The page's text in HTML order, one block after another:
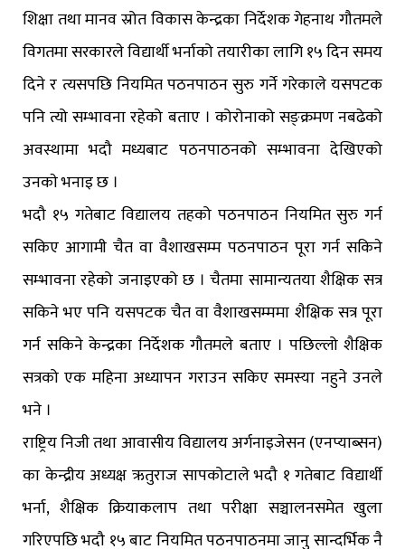
शिक्षा तथा मानव स्रोत विकास केन्द्रका निर्देशक गेहनाथ गौतमले
विगतमा सरकारले विद्यार्थी भर्नाको तयारीका लागि १५ दिन समय
दिने र त्यसपछि नियमित पठनपाठन सुरु गर्ने गरेकाले यसपटक
पनि त्यो सम्भावना रहेको बताए । कोरोनाको सङ्क्रमण नबढेको
अवस्थामा भदौ मध्यबाट पठनपाठनको सम्भावना देखिएको
उनकाे भनाइ छ ।
भदौ १५ गतेबाट विद्यालय तहको पठनपाठन नियमित सुरु गर्न
सकिए आगामी चैत वा वैशाखसम्म पठनपाठन पूरा गर्न सकिने
सम्भावना रहेको जनाइएको छ । चैतमा सामान्यतया शैक्षिक सत्र
सकिने भए पनि यसपटक चैत वा वैशाखसम्ममा शैक्षिक सत्र पूरा
गर्न सकिने केन्द्रका निर्देशक गौतमले बताए । पछिल्लो शैक्षिक
सत्रको एक महिना अध्यापन गराउन सकिए समस्या नहुने उनले
भने ।
राष्ट्रिय निजी तथा आवासीय विद्यालय अर्गनाइजेसन (एनप्याब्सन)
का केन्द्रीय अध्यक्ष ऋतुराज सापकोटाले भदौ १ गतेबाट विद्यार्थी
भर्ना, शैक्षिक क्रियाकलाप तथा परीक्षा सञ्चालनसमेत खुला
गरिएपछि भदौ १५ बाट नियमित पठनपाठनमा जानु सान्दर्भिक नै